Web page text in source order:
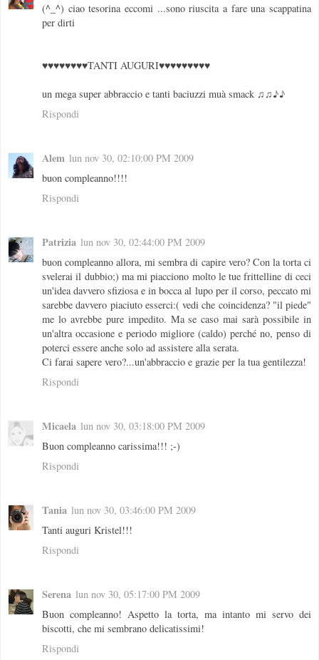
(^_^) ciao tesorina eccomi ...sono riuscita a fare una scappatina
per dirti
♥♥♥♥♥♥♥♥TANTI AUGURI♥♥♥♥♥♥♥♥♥
un mega super abbraccio e tanti baciuzzi muà smack ♫♫♪♪
Rispondi
Alem lun nov 30, 02:10:00 PM 2009
buon compleanno!!!!
Rispondi
Patrizia lun nov 30, 02:44:00 PM 2009
buon compleanno allora, mi sembra di capire vero? Con la torta ci
svelerai il dubbio;) ma mi piacciono molto le tue frittelline di ceci
un'idea davvero sfiziosa e in bocca al lupo per il corso, peccato mi
sarebbe davvero piaciuto esserci:( vedi che coincidenza? "il piede"
me lo avrebbe pure impedito. Ma se caso mai sarà possibile in
un'altra occasione e periodo migliore (caldo) perché no, penso di
poterci essere anche solo ad assistere alla serata.
Ci farai sapere vero?...un'abbraccio e grazie per la tua gentilezza!
Rispondi
Micaela lun nov 30, 03:18:00 PM 2009
Buon compleanno carissima!!! ;-)
Rispondi
Tania lun nov 30, 03:46:00 PM 2009
Tanti auguri Kristel!!!
Rispondi
Serena lun nov 30, 05:17:00 PM 2009
Buon compleanno! Aspetto la torta, ma intanto mi servo dei
biscotti, che mi sembrano delicatissimi!
Rispondi